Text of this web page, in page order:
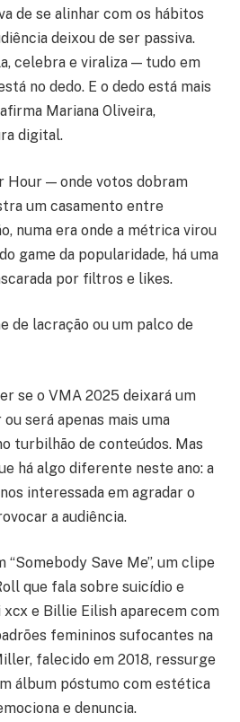
de se alinhar com os hábitos
deixou de ser passiva.
celebra e viraliza — tudo em
no dedo. E o dedo está mais
Mariana Oliveira,
digital.
Hour — onde votos dobram
um casamento entre
numa era onde a métrica virou
game da popularidade, há uma
por filtros e likes.
de lacração ou um palco de
se o VMA 2025 deixará um
será apenas mais uma
turbilhão de conteúdos. Mas
há algo diferente neste ano: a
interessada em agradar o
a audiência.
“Somebody Save Me”, um clipe
que fala sobre suicídio e
xcx e Billie Eilish aparecem com
femininos sufocantes na
falecido em 2018, ressurge
álbum póstumo com estética
e denuncia.